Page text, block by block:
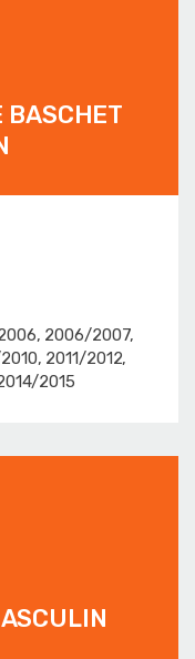
BASCHET
2006/2007,
2011/2012,
2015